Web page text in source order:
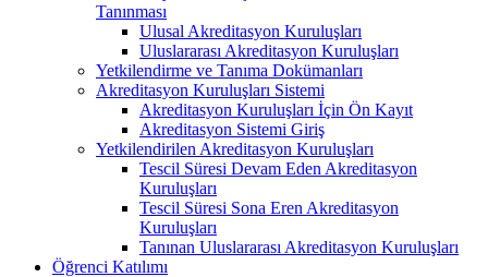
Tanınması
Ulusal Akreditasyon Kuruluşları
Uluslararası Akreditasyon Kuruluşları
Yetkilendirme ve Tanıma Dokümanları
Akreditasyon Kuruluşları Sistemi
Akreditasyon Kuruluşları İçin Ön Kayıt
Akreditasyon Sistemi Giriş
Yetkilendirilen Akreditasyon Kuruluşları
Tescil Süresi Devam Eden Akreditasyon
Kuruluşları
Tescil Süresi Sona Eren Akreditasyon
Kuruluşları
Tanınan Uluslararası Akreditasyon Kuruluşları
Öğrenci Katılımı